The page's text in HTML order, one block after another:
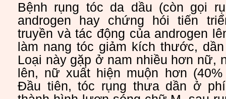
Bệnh rụng tóc da dầu (còn gọi
androgen hay chứng hói tiến
truyền và tác động của androgen
làm nang tóc giảm kích thước,
Loại này gặp ở nam nhiều hơn nữ,
lên, nữ xuất hiện muộn hơn
Đầu tiên, tóc rụng thưa dần ở